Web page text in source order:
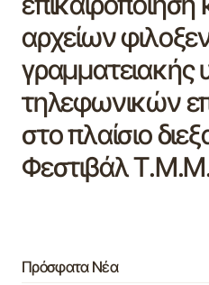
αρχείων
γραμματειακής
τηλεφωνικών
στο πλαίσιο
Φεστιβάλ
Πρόσφατα Νέα